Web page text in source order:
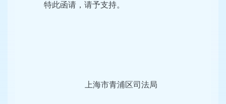
特此函请，请予支持。
上海市青浦区司法局